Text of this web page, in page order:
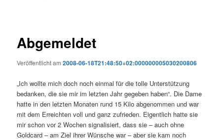
Abgemeldet
Veröffentlicht am2008-06-18T21:48:50+02:000000005030200806
„Ich wollte mich doch noch einmal für die tolle Unterstützung
bedanken, die sie mir im letzten Jahr gegeben haben“. Die Dame
hatte in den letzten Monaten rund 15 Kilo abgenommen und war
mit dem Erreichten voll und ganz zufrieden. Eigentlich hatte sie
mir schon vor 2 Wochen signalisiert, dass sie – auch ohne
Goldcard – am Ziel ihrer Wünsche war – aber sie kam noch